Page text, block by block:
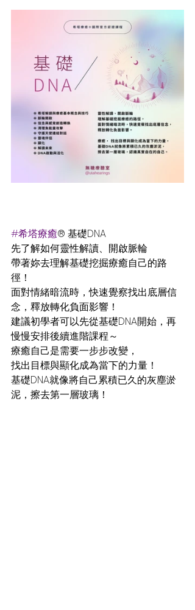
#希塔療癒® 基礎DNA
先了解如何靈性解讀、開啟脈輪
帶著妳去理解基礎挖掘療癒自己的路
徑！
面對情緒暗流時，快速覺察找出底層信
念，釋放轉化負面影響！
建議初學者可以先從基礎DNA開始，再
慢慢安排後續進階課程～
療癒自己是需要一步步改變，
找出目標與顯化成為當下的力量！
基礎DNA就像將自己累積已久的灰塵淤
泥，擦去第一層玻璃！